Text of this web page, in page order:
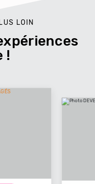
LOIN
!